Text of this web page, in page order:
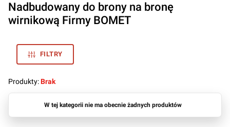
Nadbudowany do brony na bronę
wirnikową Firmy BOMET
FILTRY
Produkty:Brak
W tej kategorii nie ma obecnie żadnych produktów